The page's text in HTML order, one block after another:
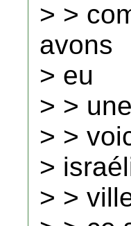
> >
avons
> eu
> >
> >
>
> >